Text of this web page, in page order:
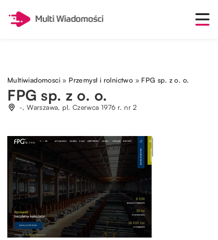
Multiwiadomosci » Przemysł i rolnictwo » FPG sp. z o. o.
FPG sp. z o. o.
-, Warszawa, pl. Czerwca 1976 r. nr 2